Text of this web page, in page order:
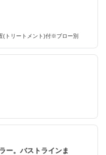
(トリートメント)付※ブロー別
ー。バストラインま